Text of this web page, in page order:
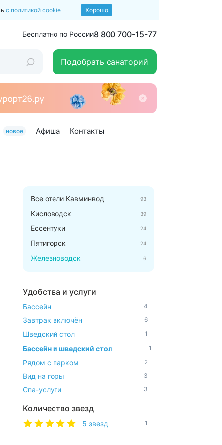
с политикой cookie Хорошо
Бесплатно по России8 800 700-15-77
Подобрать санаторий
новое Афиша Контакты
Все отели Кавминвод 93
Кисловодск 39
Ессентуки 24
Пятигорск 24
Железноводск 6
Удобства и услуги
Бассейн 4
Завтрак включён 6
Шведский стол 1
Бассейн и шведский стол 1
Рядом с парком 2
Вид на горы 3
Спа-услуги 3
Количество звезд
5 звезд 1